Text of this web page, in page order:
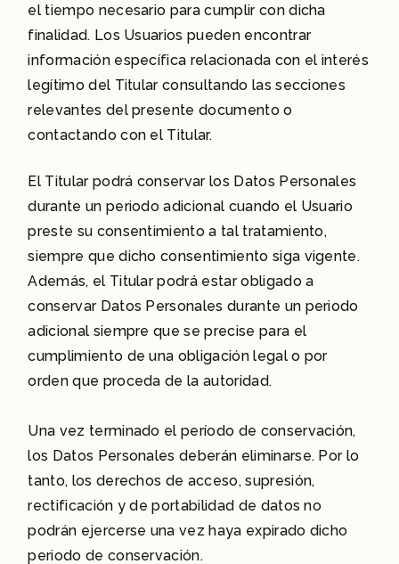
el tiempo necesario para cumplir con dicha
finalidad. Los Usuarios pueden encontrar
información específica relacionada con el interés
legítimo del Titular consultando las secciones
relevantes del presente documento o
contactando con el Titular.
El Titular podrá conservar los Datos Personales
durante un periodo adicional cuando el Usuario
preste su consentimiento a tal tratamiento,
siempre que dicho consentimiento siga vigente.
Además, el Titular podrá estar obligado a
conservar Datos Personales durante un periodo
adicional siempre que se precise para el
cumplimiento de una obligación legal o por
orden que proceda de la autoridad.
Una vez terminado el período de conservación,
los Datos Personales deberán eliminarse. Por lo
tanto, los derechos de acceso, supresión,
rectificación y de portabilidad de datos no
podrán ejercerse una vez haya expirado dicho
periodo de conservación.